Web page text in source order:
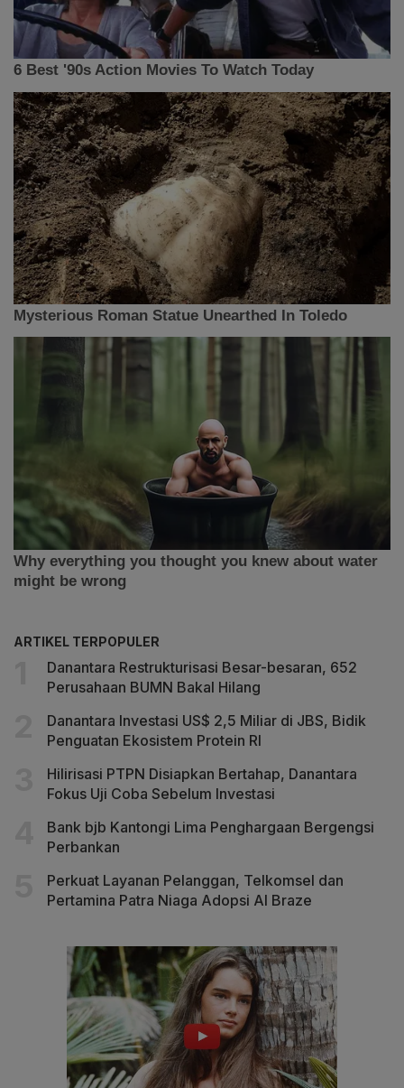
ARTIKEL TERPOPULER
Danantara Restrukturisasi Besar-besaran, 652
Perusahaan BUMN Bakal Hilang
Danantara Investasi US$ 2,5 Miliar di JBS, Bidik
Penguatan Ekosistem Protein RI
Hilirisasi PTPN Disiapkan Bertahap, Danantara
Fokus Uji Coba Sebelum Investasi
Bank bjb Kantongi Lima Penghargaan Bergengsi
Perbankan
Perkuat Layanan Pelanggan, Telkomsel dan
Pertamina Patra Niaga Adopsi AI Braze